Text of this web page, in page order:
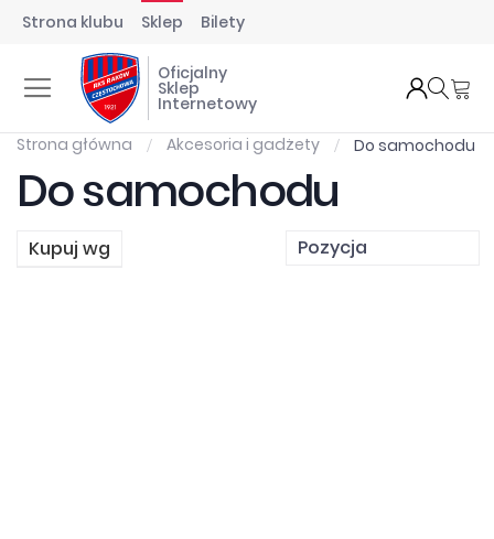
Strona klubu Sklep Bilety
Oficjalny
Sklep
Internetowy
Strona główna Akcesoria i gadżety Do samochodu
Do samochodu
Kupuj wg